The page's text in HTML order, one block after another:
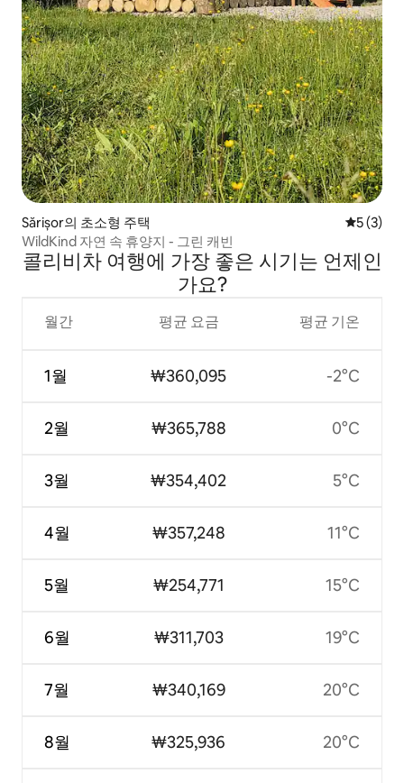
Sărișor의 초소형 주택 평점 5점
5 (3)
WildKind 자연 속 휴양지 - 그린 캐빈
콜리비차 여행에 가장 좋은 시기는 언제인
가요?
월간
1월
2월
3월
4월
5월
6월
7월
8월
평균 요금
₩360,095
₩365,788
₩354,402
₩357,248
₩254,771
₩311,703
₩340,169
₩325,936
평균 기온
-2°C
0°C
5°C
11°C
15°C
19°C
20°C
20°C